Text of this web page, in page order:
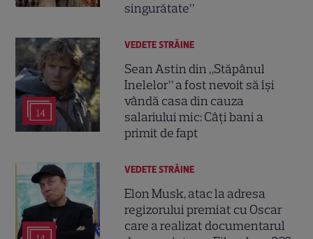
singurătate”
14
VEDETE STRĂINE
Sean Astin din „Stăpânul
Inelelor” a fost nevoit să își
vândă casa din cauza
salariului mic: Câți bani a
primit de fapt
VEDETE STRĂINE
Elon Musk, atac la adresa
regizorului premiat cu Oscar
care a realizat documentarul